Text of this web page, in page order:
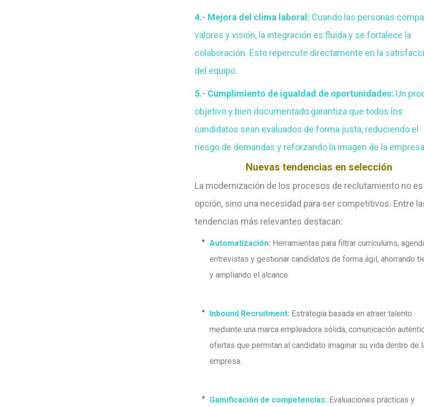
4.- Mejora del clima laboral: Cuando las personas
valores y visión, la integración es fluida y se fortalece la
colaboración. Esto repercute directamente en la
del equipo.
5.- Cumplimiento de igualdad de oportunidades: Un
objetivo y bien documentado garantiza que todos los
candidatos sean evaluados de forma justa, reduciendo el
riesgo de demandas y reforzando la imagen de la empresa
Nuevas tendencias en selección
La modernización de los procesos de reclutamiento no es
opción, sino una necesidad para ser competitivos. Entre
tendencias más relevantes destacan:
Automatización: Herramientas para filtrar currículums,
entrevistas y gestionar candidatos de forma ágil, ahorrando
y ampliando el alcance.
Inbound Recruitment: Estrategia basada en atraer talento
mediante una marca empleadora sólida, comunicación
ofertas que permitan al candidato imaginar su vida dentro de
empresa.
Gamificación de competencias: Evaluaciones prácticas y